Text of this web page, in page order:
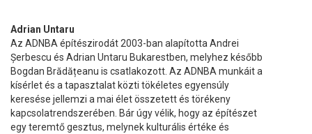
Adrian Untaru
Az ADNBA építészirodát 2003-ban alapította Andrei
Șerbescu és Adrian Untaru Bukarestben, melyhez később
Bogdan Brădățeanu is csatlakozott. Az ADNBA munkáit a
kísérlet és a tapasztalat közti tökéletes egyensúly
keresése jellemzi a mai élet összetett és törékeny
kapcsolatrendszerében. Bár úgy vélik, hogy az építészet
egy teremtő gesztus, melynek kulturális értéke és